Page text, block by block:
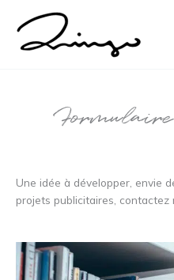
contenu
Une idée à développer, envie
projets publicitaires, contactez